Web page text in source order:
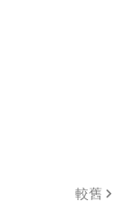
較舊